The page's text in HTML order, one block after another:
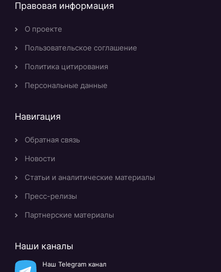
Правовая информация
О проекте
Пользовательское соглашение
Политика цитирования
Персональные данные
Навигация
Обратная связь
Новости
Статьи и аналитические материалы
Пресс-релизы
Партнерские материалы
Наши каналы
Наш Telegram канал